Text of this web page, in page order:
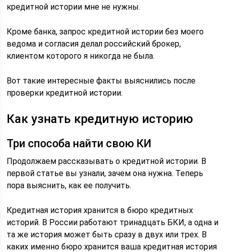
кредитной истории мне не нужны.
Кроме банка, запрос кредитной истории без моего
ведома и согласия делал российский брокер,
клиентом которого я никогда не была.
Вот такие интересные факты выяснились после
проверки кредитной истории.
Как узнать кредитную историю
Три способа найти свою КИ
Продолжаем рассказывать о кредитной истории. В
первой статье вы узнали, зачем она нужна. Теперь
пора выяснить, как ее получить.
Кредитная история хранится в бюро кредитных
историй. В России работают тринадцать БКИ, а одна и
та же история может быть сразу в двух или трех. В
каких именно бюро хранится ваша кредитная история